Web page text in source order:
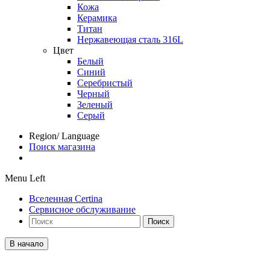
Кожа
Керамика
Титан
Нержавеющая сталь 316L
Цвет
Белый
Синий
Серебристый
Черный
Зеленый
Серый
Region/ Language
Поиск магазина
Menu Left
Вселенная Certina
Сервисное обслуживание
Поиск
В начало